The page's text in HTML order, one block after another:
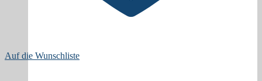
Auf die Wunschliste